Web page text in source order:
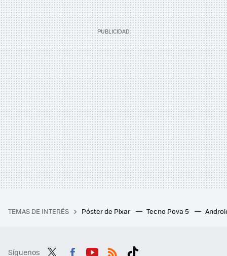
TEMAS DE INTERÉS Póster de Pixar Tecno Pova 5
Síguenos